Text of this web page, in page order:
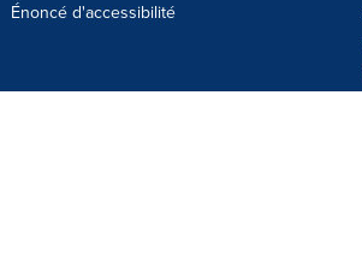
Énoncé d'accessibilité